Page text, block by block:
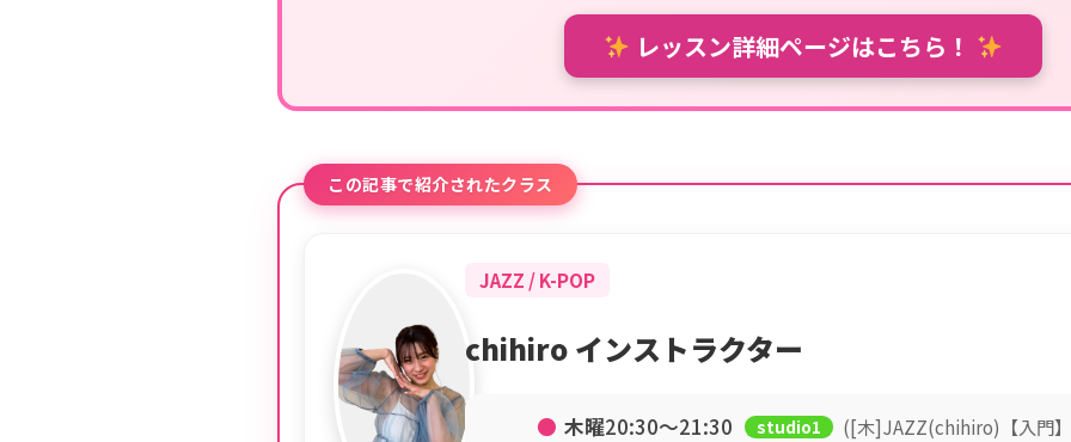
レッスン詳細ページはこちら！
この記事で紹介されたクラス
JAZZ / K-POP
chihiro インストラクター
● 木曜20:30〜21:30 studio1 ([木]JAZZ(chihiro)【入門